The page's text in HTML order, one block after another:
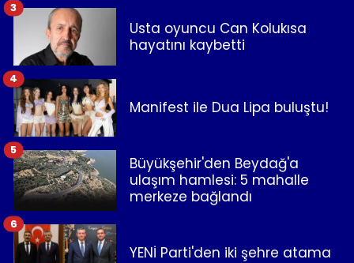
Usta oyuncu Can Kolukısa
hayatını kaybetti
3
Manifest ile Dua Lipa buluştu!
4
Büyükşehir'den Beydağ'a
ulaşım hamlesi: 5 mahalle
merkeze bağlandı
5
YENİ Parti'den iki şehre atama
6